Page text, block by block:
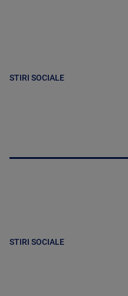
STIRI SOCIALE
STIRI SOCIALE